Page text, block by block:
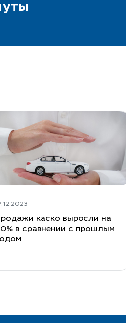
каско выросли на
в сравнении с прошлым